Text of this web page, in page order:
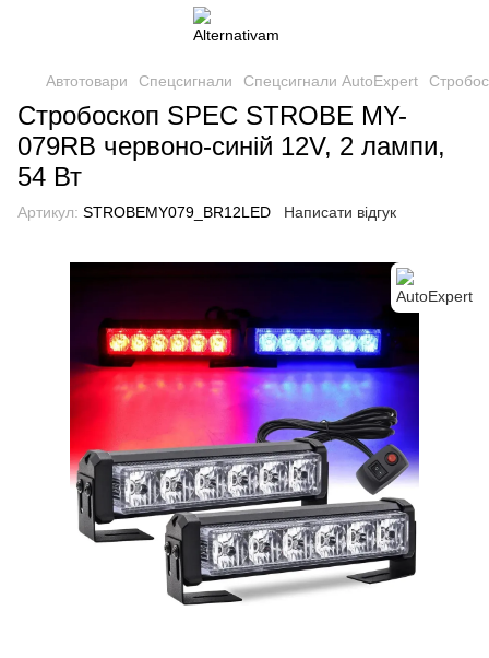
Автотовари Спецсигнали Спецсигнали AutoExpert
Стробоскоп SPEC STROBE MY-
079RB червоно-синій 12V, 2 лампи,
54 Вт
Артикул: STROBEMY079_BR12LED Написати відгук